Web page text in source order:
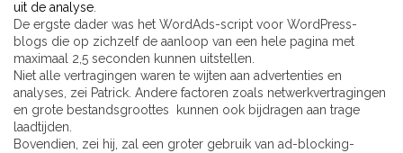
uit de analyse.
De ergste dader was het WordAds-script voor WordPress-
blogs die op zichzelf de aanloop van een hele pagina met
maximaal 2,5 seconden kunnen uitstellen.
Niet alle vertragingen waren te wijten aan advertenties en
analyses, zei Patrick. Andere factoren zoals netwerkvertragingen
en grote bestandsgroottes kunnen ook bijdragen aan trage
laadtijden.
Bovendien, zei hij, zal een groter gebruik van ad-blocking-